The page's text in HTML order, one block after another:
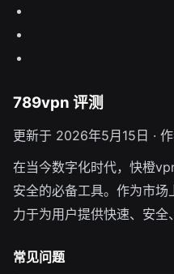
789vpn 评测
更新于 2026年5月15日 ·
在当今数字化时代，快橙
安全的必备工具。作为市
力于为用户提供快速、安全
常见问题